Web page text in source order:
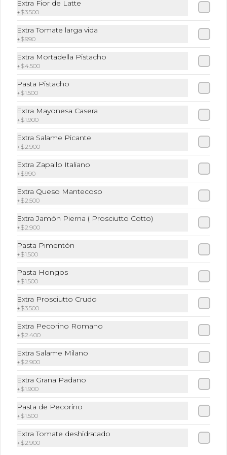
Prosciutto crudo; mozzarella fior di
latte, tomate cherry, albahaca y aceite
Vegetariano
tomate asado, Burrata, alcachofas en
aceite y albahaca. Te recomendarlos
calentarlos en tu horno 1 a 2  minutos
$11.900
Conócenos
Zona de despacho
Lunes a Viernes de 10:00 a 22:30 hrs Sábado y Domingo
de 12:00 a 22:30 hrs
Términos y condiciones
Política de privacidad
Redes sociales
Instagram
Facebook
Extra Fior de Latte
+$3.500
Extra Tomate larga vida
+$990
Extra Mortadella Pistacho
+$4.500
Pasta Pistacho
+$1.500
Extra Mayonesa Casera
+$1.900
Extra Salame Picante
+$2.900
Extra Zapallo Italiano
+$990
Extra Queso Mantecoso
+$2.500
Extra Jamón Pierna ( Prosciutto Cotto)
+$2.900
Pasta Pimentón
+$1.500
Pasta Hongos
+$1.500
Extra Prosciutto Crudo
+$3.500
Extra Pecorino Romano
+$2.400
Extra Salame Milano
+$2.900
Extra Grana Padano
+$1.900
Pasta de Pecorino
+$1.500
Extra Tomate deshidratado
+$2.900